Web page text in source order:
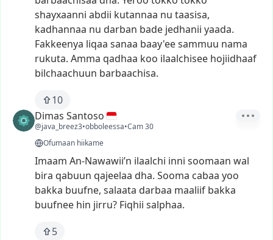
shayxaanni abdii kutannaa nu taasisa,
kadhannaa nu darban bade jedhanii yaada.
Fakkeenya liqaa sanaa baay'eesammuu nama
rukuta. Amma qadhaa koo ilaalchisee hojiidhaaf
bilchaachuun barbaachisa.
10
Dimas Santoso
@java_breez3•obboleessa•Cam 30
Ofumaan hiikame
Imaam An-Nawawii’n ilaalchi inni soomaan wal
bira qabuun qajeelaa dha. Sooma cabaa yoo
bakka buufne, salaata darbaa maaliif bakka
buufnee hin jirru? Fiqhii salphaa.
5